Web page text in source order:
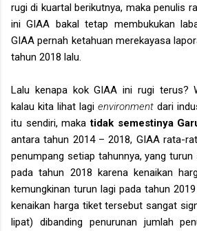
rugi di kuartal berikutnya, maka penulis
ini GIAA bakal tetap membukukan
GIAA pernah ketahuan merekayasa
tahun 2018 lalu.
Lalu kenapa kok GIAA ini rugi terus?
kalau kita lihat lagi environment dari
itu sendiri, makatidak semestinya
antara tahun 2014 – 2018, GIAA rata-
penumpang setiap tahunnya, yang
pada tahun 2018 karena kenaikan
kemungkinan turun lagi pada tahun
kenaikan harga tiket tersebut sangat
lipat) dibanding penurunan jumlah